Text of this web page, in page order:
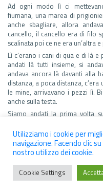
Ad ogni modo lì ci
fiumana, una marea di
anche sbagliare, allora
cancello, il cancello era di filo
scalinata poi ce ne era un’altra
Lì c’erano i cani di qua e di là
andati là tutti insieme, si
andava ancora là davanti alla
distanza, a poca distanza,
le mine, arrivavano i pezzi lì.
anche sulla testa.
Siamo andati la prima volta
nello stabilimento, macchine
che mestiere fai?” Uno diceva
faccio il cuoco” “Io il
po’ di testa, invece eravamo
e basta.
Utilizziamo i cookie per
navigazione. Facendo clic
nostro utilizzo dei cookie.
Cookie Settings